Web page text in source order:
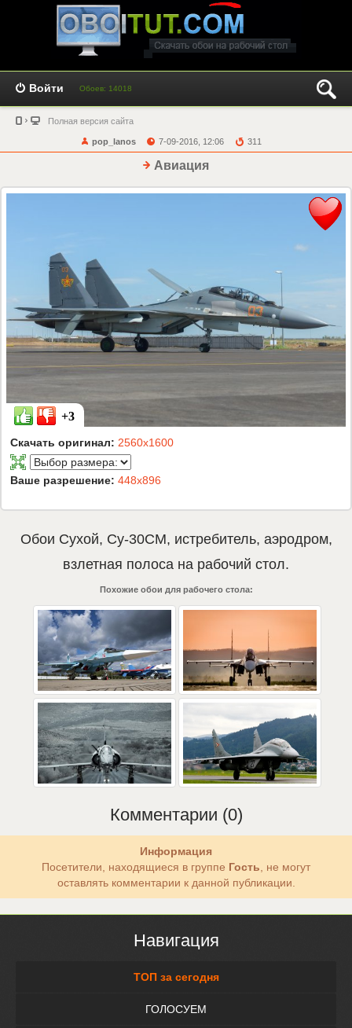
Войти Обоев: 14018
Полная версия сайта
pop_lanos 7-09-2016, 12:06 311
Авиация
+3
Скачать оригинал: 2560x1600
Ваше разрешение: 448x896
Обои Сухой, Су-30СМ, истребитель, аэродром,
взлетная полоса на рабочий стол.
Похожие обои для рабочего стола:
Комментарии (0)
Информация
Посетители, находящиеся в группе Гость , не могут
оставлять комментарии к данной публикации.
Навигация
ТОП за сегодня
ГОЛОСУЕМ